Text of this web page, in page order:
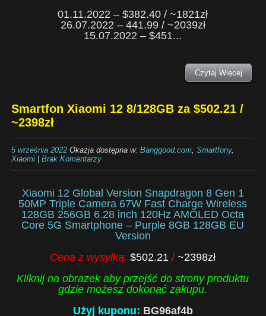
01.11.2022 – $382.40 / ~1821zł
26.07.2022 – 441.99 / ~2039zł
15.07.2022 – $451...
Czytaj Więcej
Smartfon Xiaomi 12 8/128GB za $502.21 /
~2398zł
5 września 2022Okazja dostępna w: Banggood.com, Smartfony,
Xiaomi| Brak Komentarzy
Xiaomi 12 Global Version Snapdragon 8 Gen 1
50MP Triple Camera 67W Fast Charge Wireless
128GB 256GB 6.28 inch 120Hz AMOLED Octa
Core 5G Smartphone – Purple 8GB 128GB EU
Version
Cena z wysyłką:$502.21/~2398zł
Kliknij na obrazek aby przejść do strony produktu
gdzie możesz dokonać zakupu.
Użyj kuponu: BG96af4b